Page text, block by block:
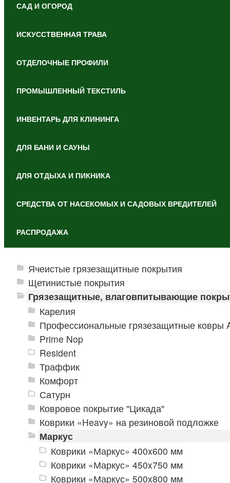
САД И ОГОРОД
ИСКУССТВЕННАЯ ТРАВА
ОТДЕЛОЧНЫЕ ПРОФИЛИ
ПРОМЫШЛЕННЫЙ ТЕКСТИЛЬ
ИНВЕНТАРЬ ДЛЯ КЛИНИНГА
ДЛЯ БАНИ И САУНЫ
ДЛЯ ОТДЫХА И ПИКНИКА
СРЕДСТВА ОТ НАСЕКОМЫХ И САДОВЫХ ВРЕДИТЕЛЕЙ
РАСПРОДАЖА
Ячеистые грязезащитные покрытия
Щетинистые покрытия
Грязезащитные, влаговпитывающие
Карелия
Профессиональные грязезащитные ковры
Prime Nop
Resident
Траффик
Комфорт
Сатурн
Ковровое покрытие "Цикада"
Коврики «Heavy» на резиновой подложке
Маркус
Коврики «Маркус» 400x600 мм
Коврики «Маркус» 450x750 мм
Коврики «Маркус» 500x800 мм